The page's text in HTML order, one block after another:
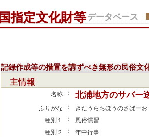
国指定文化財等データベース
記録作成等の措置を講ずべき無形の民俗文
主情報
名称 ： 北浦地方のサバー
ふりがな ：
きたうらちほうのさばーお
種別１
：
風俗慣習
種別２
：
年中行事